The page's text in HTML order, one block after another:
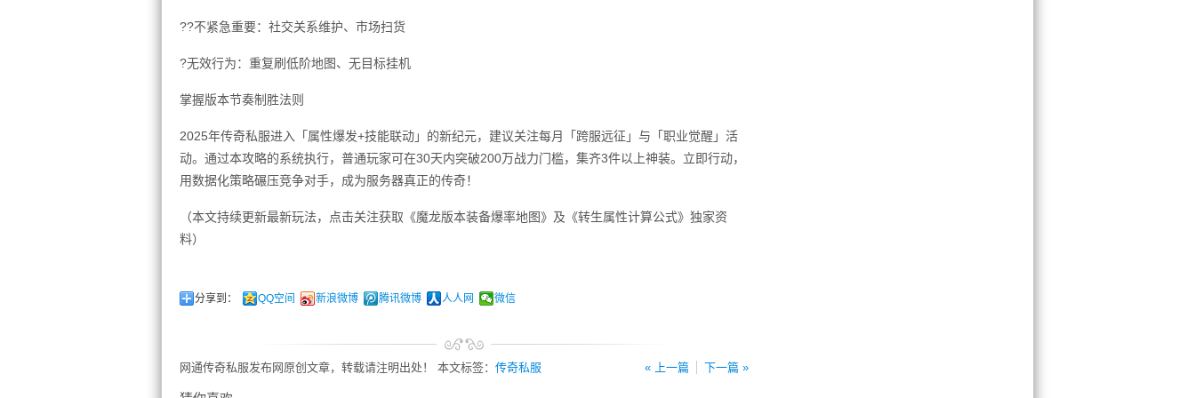
??不紧急重要：社交关系维护、市场扫货
?无效行为：重复刷低阶地图、无目标挂机
掌握版本节奏制胜法则
2025年传奇私服进入「属性爆发+技能联动」的新纪元，建议关注每月「跨服远征」与「职业觉醒」活
动。通过本攻略的系统执行，普通玩家可在30天内突破200万战力门槛，集齐3件以上神装。立即行动，
用数据化策略碾压竞争对手，成为服务器真正的传奇！
（本文持续更新最新玩法，点击关注获取《魔龙版本装备爆率地图》及《转生属性计算公式》独家资
料）
分享到： QQ空间 新浪微博 腾讯微博 人人网 微信
« 上一篇 下一篇 »
网通传奇私服发布网原创文章，转载请注明出处！ 本文标签： 传奇私服